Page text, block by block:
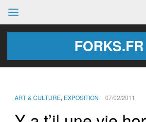
FORKS.FR
ART & CULTURE, EXPOSITION 07/02/2011